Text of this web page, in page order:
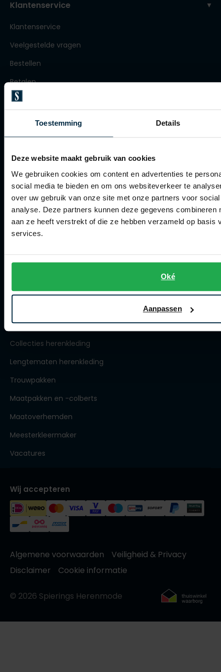
Toestemming Details
Deze website maakt gebruik van cookies
We gebruiken cookies om content en advertenties te
social media te bieden en om ons websiteverkeer te
over uw gebruik van onze site met onze partners voor
analyse. Deze partners kunnen deze gegevens combineren
aan ze heeft verstrekt of die ze hebben verzameld op basis
services.
Oké
Aanpassen
Roy Robson
Schiesser
Secrid
Slater
Superdry
Thomas Maine
Tommy Hilfiger
Tramarossa
Vanguard
Klantenservice
Klantenservice
Veelgestelde vragen
Bestellen
Betalen
Verzenden
Retourneren
Klachtenafhandeling
Actievoorwaarden
Artikelonderhoud
Winkel
Winkel
Over Spierings
Collecties herenkleding
Lengtematen herenkleding
Trouwpakken
Maatpakken en -colberts
Maatoverhemden
Meesterkleermaker
Vacatures
Wij accepteren
Algemene voorwaarden
Veiligheid & Privacy
Disclaimer
Cookie informatie
© 2026 Spierings Herenmode